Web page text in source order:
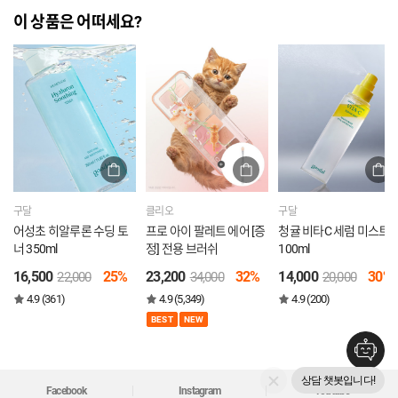
이 상품은 어떠세요?
구달
어성초 히알루론 수딩 토
너 350ml
16,500 22,000 25%
4.9 (361)
클리오
프로 아이 팔레트 에어 [증
정] 전용 브러쉬
23,200 34,000 32%
4.9 (5,349)
BEST NEW
구달
청귤 비타C 세럼 미스트
100ml
14,000 20,000 30%
4.9 (200)
Facebook Instagram Youtube
상담 챗봇입니다!